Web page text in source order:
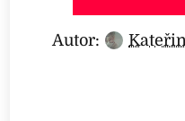
Autor: